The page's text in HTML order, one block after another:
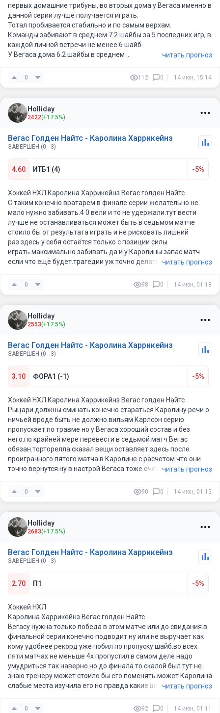
первых домашние трибуны, во вторых дома у Вегаса именно в
данной серии лучше получается играть.
Тотал пробивается стабильно и по самым верхам.
Команды забивают в среднем 7.2 шайбы за 5 последних игр, в
каждой личной встречи не менее 6 шайб.
У Вегаса дома 6.2 шайбы в среднем
читать прогноз
0 112 0 14 июн, 15:14
Holliday
2422(+17.5%)
Вегас Голден Найтс - Каролина Харрикейнз
ЗАВЕРШЕН (0 - 3)
4.60 ИТБ1 (4) -5%
Хоккей НХЛ Каролина Харрикейнз Вегас голден Найтс
С таким конечно вратарём в финале серии желательно не
мало нужно забивать.4 0 вели и то не удержали.тут вести
лучше не останавливаться.может быть в седьмом матче
стоило бы от результата играть и не рисковать лишний
раз.здесь у себя остаётся только с позиции силы
играть.максимально забивать.да и у Каролины запас матч
если что ещё будет.трагедии уж точно делать не нужно будет
читать прогноз
0 98 0 14 июн, 01:18
Holliday
2553(+17.5%)
Вегас Голден Найтс - Каролина Харрикейнз
ЗАВЕРШЕН (0 - 3)
3.10 ФОРА1 (-1) -5%
Хоккей НХЛ Каролина Харрикейнз Вегас голден Найтс
Рыцари должны сминать конечно стараться Каролину.речи о
ничьей вроде быть не должно.вильям Карлсон серию
пропускает по травме но у Вегаса хороший состав и без
него.по крайней мере перевести в седьмой матч Вегас
обязан.торторелла сказал вещи оставляет здесь после
проигранного пятого матча в Каролине с расчетом что они
точно вернутся.ну в настрой Вегаса тоже очень верится
читать прогноз
0 90 0 14 июн, 01:15
Holliday
2683(+17.5%)
Вегас Голден Найтс - Каролина Харрикейнз
ЗАВЕРШЕН (0 - 3)
2.70 П1 -5%
Хоккей НХЛ
Каролина Харрикейнз Вегас голден Найтс
Вегасу нужна только победа в этом матче или до свидания.в
финальной серии конечно подводит ну или не выручает как
кому удобнее рекорд уже побил по пропуску шайб.во всех
пяти матчах не меньше 4х пропустил.в самом деле надо
умудриться так наверно.но до финала то скалой был.тут не
знаю тренеру может стоило бы его поменять.может Каролина
слабые места изучила его но правда какие шайбы Каролина
читать прогноз
0 92 0 14 июн, 01:11